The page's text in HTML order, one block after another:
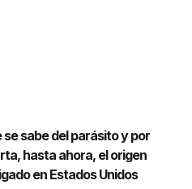
sabe del parásito y por
hasta ahora, el origen
en Estados Unidos